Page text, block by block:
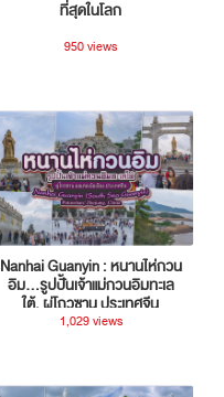
ที่สุดในโลก
950 views
Nanhai Guanyin : หนานไห่กวน
อิม...รูปปั้นเจ้าแม่กวนอิมทะเล
ใต้, ผู่โถวซาน ประเทศจีน
1,029 views